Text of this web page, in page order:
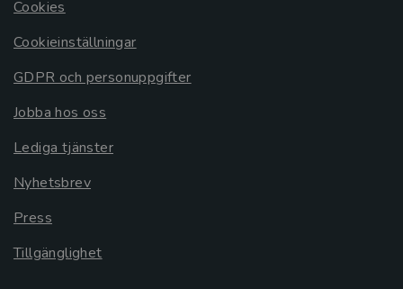
Cookies
Cookieinställningar
GDPR och personuppgifter
Jobba hos oss
Lediga tjänster
Nyhetsbrev
Press
Tillgänglighet